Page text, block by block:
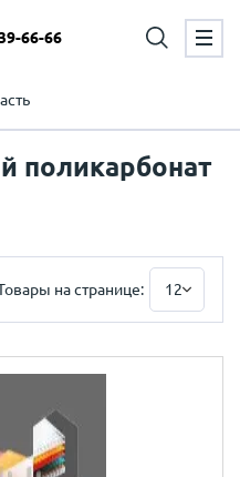
66-66
поликарбонат
на странице: 12